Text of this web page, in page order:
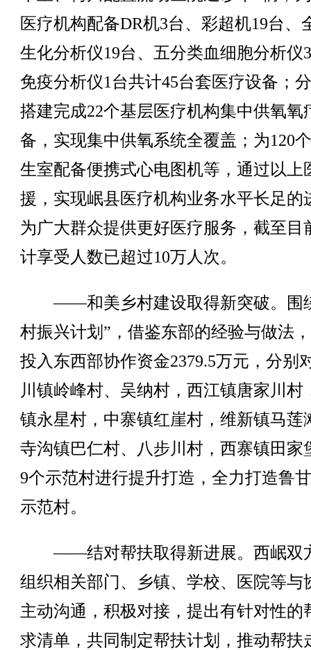
医疗机构配备DR机3台、彩超机19台、
生化分析仪19台、五分类血细胞分析仪
免疫分析仪1台共计45台套医疗设备；
搭建完成22个基层医疗机构集中供氧氧
备，实现集中供氧系统全覆盖；为120
生室配备便携式心电图机等，通过以上
援，实现岷县医疗机构业务水平长足的
为广大群众提供更好医疗服务，截至目
计享受人数已超过10万人次。
——和美乡村建设取得新突破。围
村振兴计划”，借鉴东部的经验与做法
投入东西部协作资金2379.5万元，分别
川镇岭峰村、吴纳村，西江镇唐家川村
镇永星村，中寨镇红崖村，维新镇马莲
寺沟镇巴仁村、八步川村，西寨镇田家
9个示范村进行提升打造，全力打造鲁
示范村。
——结对帮扶取得新进展。西岷双
组织相关部门、乡镇、学校、医院等与
主动沟通，积极对接，提出有针对性的
求清单，共同制定帮扶计划，推动帮扶